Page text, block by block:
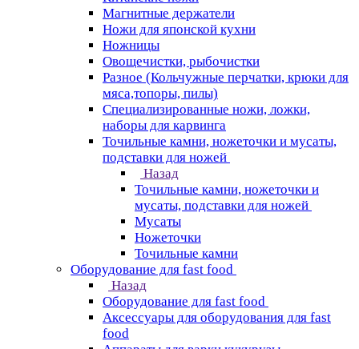
Магнитные держатели
Ножи для японской кухни
Ножницы
Овощечистки, рыбочистки
Разное (Кольчужные перчатки, крюки для
мяса,топоры, пилы)
Специализированные ножи, ложки,
наборы для карвинга
Точильные камни, ножеточки и мусаты,
подставки для ножей
Назад
Точильные камни, ножеточки и
мусаты, подставки для ножей
Мусаты
Ножеточки
Точильные камни
Оборудование для fast food
Назад
Оборудование для fast food
Аксессуары для оборудования для fast
food